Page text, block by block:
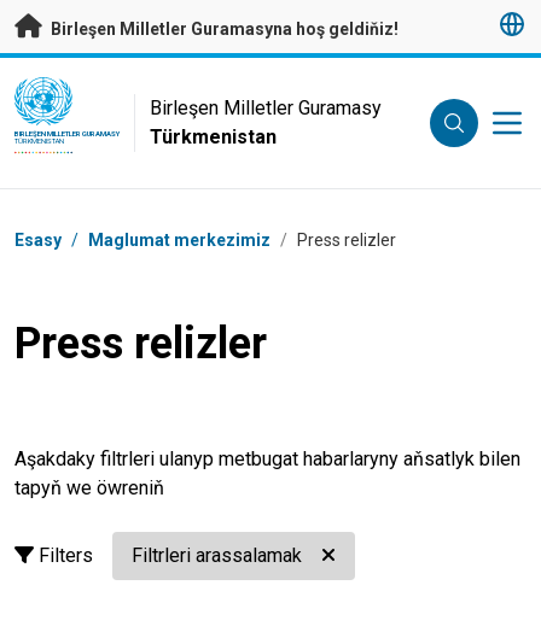
Esasy mazmunyna geçmek
Birleşen Milletler Guramasyna hoş geldiňiz!
UN Logo
BIRLEŞEN MILLETLER GURAMASY
TÜRKMENISTAN
Birleşen Milletler Guramasy
Türkmenistan
Nawigasiýa tertibi
Esasy / Maglumat merkezimiz / Press relizler
Press relizler
Aşakdaky filtrleri ulanyp metbugat habarlaryny aňsatlyk bilen
tapyň we öwreniň
Filters Filtrleri arassalamak